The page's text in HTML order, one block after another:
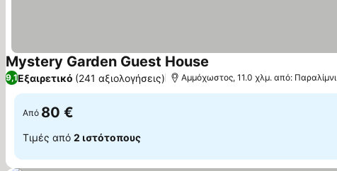
Mystery Garden Guest House
9,1Εξαιρετικό (241 αξιολογήσεις) Αμμόχωστος, 11.0 χλμ. από: Παραλίμνι
Από 80 €
Τιμές από 2 ιστότοπους